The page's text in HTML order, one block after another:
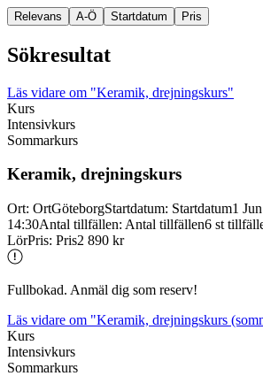
Relevans A-Ö Startdatum Pris
Sökresultat
Läs vidare om "Keramik, drejningskurs"
Kurs
Intensivkurs
Sommarkurs
Keramik, drejningskurs
Ort: OrtGöteborgStartdatum: Startdatum1
14:30Antal tillfällen: Antal tillfällen6 st
LörPris: Pris2 890 kr
Fullbokad. Anmäl dig som reserv!
Läs vidare om "Keramik, drejningskurs
Kurs
Intensivkurs
Sommarkurs